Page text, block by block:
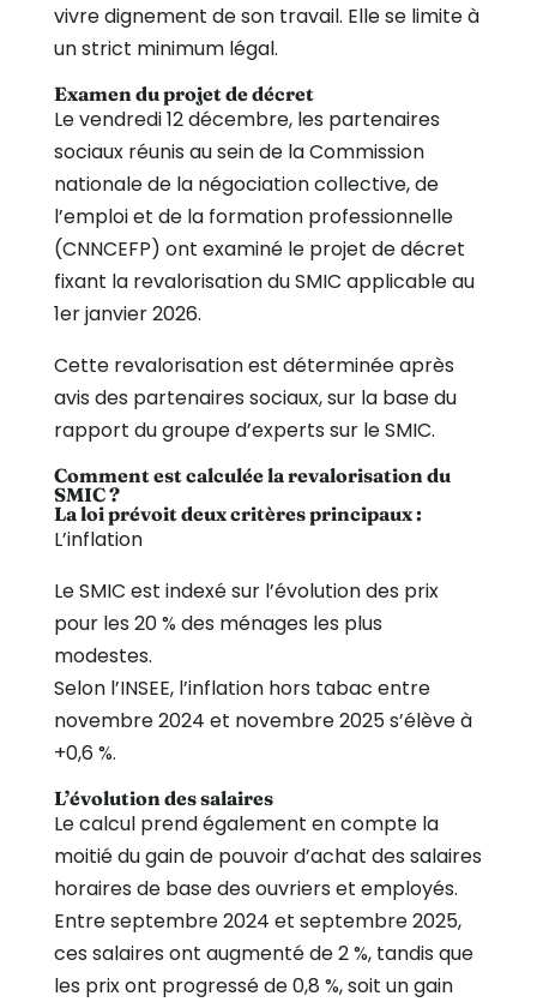
vivre dignement de son travail. Elle se limite à
un strict minimum légal.
Examen du projet de décret
Le vendredi 12 décembre, les partenaires
sociaux réunis au sein de la Commission
nationale de la négociation collective, de
l’emploi et de la formation professionnelle
(CNNCEFP) ont examiné le projet de décret
fixant la revalorisation du SMIC applicable au
1er janvier 2026.
Cette revalorisation est déterminée après
avis des partenaires sociaux, sur la base du
rapport du groupe d’experts sur le SMIC.
Comment est calculée la revalorisation du
SMIC ?
La loi prévoit deux critères principaux :
L’inflation
Le SMIC est indexé sur l’évolution des prix
pour les 20 % des ménages les plus
modestes.
Selon l’INSEE, l’inflation hors tabac entre
novembre 2024 et novembre 2025 s’élève à
+0,6 %.
L’évolution des salaires
Le calcul prend également en compte la
moitié du gain de pouvoir d’achat des salaires
horaires de base des ouvriers et employés.
Entre septembre 2024 et septembre 2025,
ces salaires ont augmenté de 2 %, tandis que
les prix ont progressé de 0,8 %, soit un gain